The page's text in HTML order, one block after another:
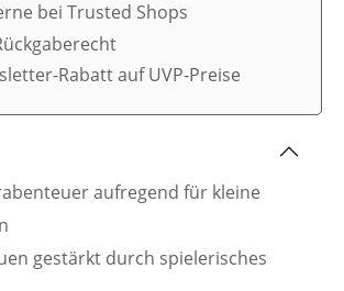
bei Trusted Shops
Rabatt auf UVP-Preise
aufregend für kleine
gestärkt durch spielerisches